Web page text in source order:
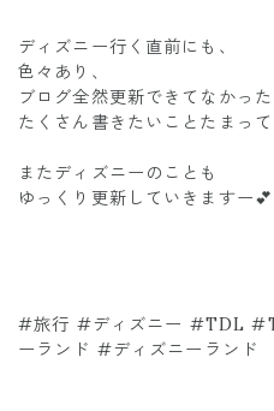
ディズニー行く直前にも、
色々あり、
ブログ全然更新できてなかった
たくさん書きたいことたまって
またディズニーのことも
ゆっくり更新していきますー💕
#旅行 #ディズニー #TDL
ーランド #ディズニーランド